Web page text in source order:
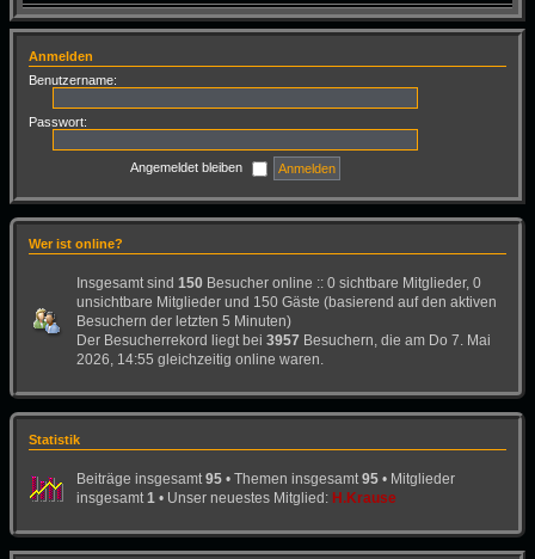
Anmelden
Benutzername:
Passwort:
Angemeldet bleiben
Wer ist online?
Insgesamt sind 150 Besucher online :: 0 sichtbare Mitglieder, 0
unsichtbare Mitglieder und 150 Gäste (basierend auf den aktiven
Besuchern der letzten 5 Minuten)
Der Besucherrekord liegt bei 3957 Besuchern, die am Do 7. Mai
2026, 14:55 gleichzeitig online waren.
Statistik
Beiträge insgesamt 95 • Themen insgesamt 95 • Mitglieder
insgesamt 1 • Unser neuestes Mitglied: H.Krause